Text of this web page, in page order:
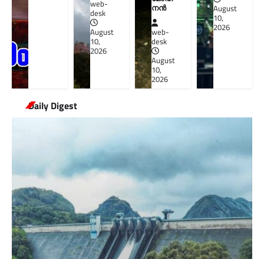
web-
desk
August
10,
2026
നൻ
web-
desk
August
10,
2026
August
10,
2026
Daily Digest